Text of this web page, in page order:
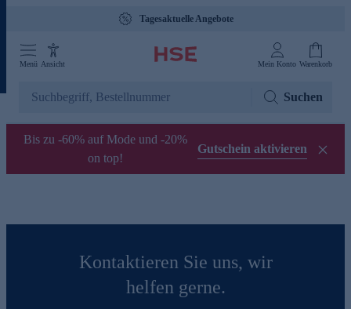
Tagesaktuelle Angebote
Menü Ansicht Mein Konto Warenkorb
Suchen
Bis zu -60% auf Mode und -20%
on top!
Gutschein aktivieren
Kontaktieren Sie uns, wir
helfen gerne.